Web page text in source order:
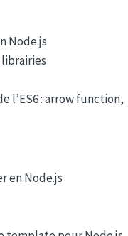
Node.js
librairies
l’ES6 : arrow function,
en Node.js